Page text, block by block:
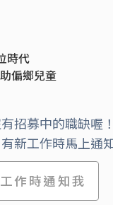
時代
偏鄉兒童
招募中的職缺喔！
新工作時馬上通
作時通知我